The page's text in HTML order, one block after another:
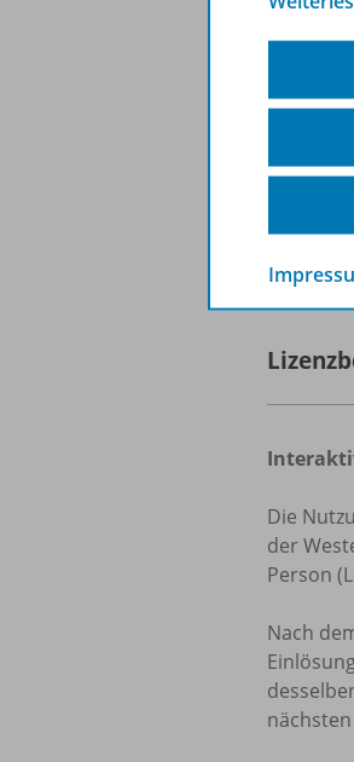
Der
Nach
Die
der
Person
Nach